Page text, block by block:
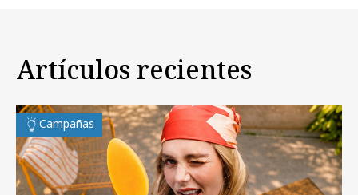
Artículos recientes
Campañas